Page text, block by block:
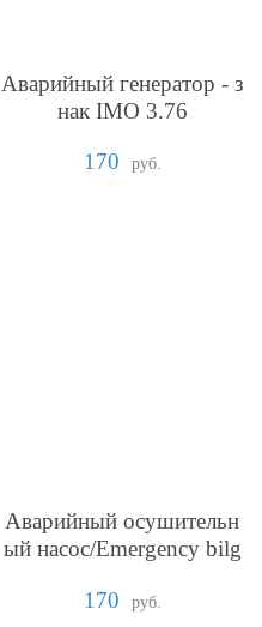
Аварийный генератор - з
нак IMO 3.76
170
руб.
Аварийный осушительн
ый насос/Emergency bilg
170
руб.